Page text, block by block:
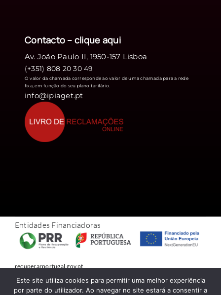
Contacto – clique aqui
Av. João Paulo II, 1950-157 Lisboa
(+351) 808 20 30 49
O valor da chamada corresponde ao valor de uma chamada para a rede
fixa, em função do seu plano tarifário.
info@ipiaget.pt
Entidades Financiadoras
recuperarportugal.gov.pt
© 1978 – 2026 • Conteúdo exclusivo do Piaget • Todos os direitos
reservados • Developed byNetWiz Systems.
Este site utiliza cookies para permitir uma melhor experiência
por parte do utilizador. Ao navegar no site estará a consentir a